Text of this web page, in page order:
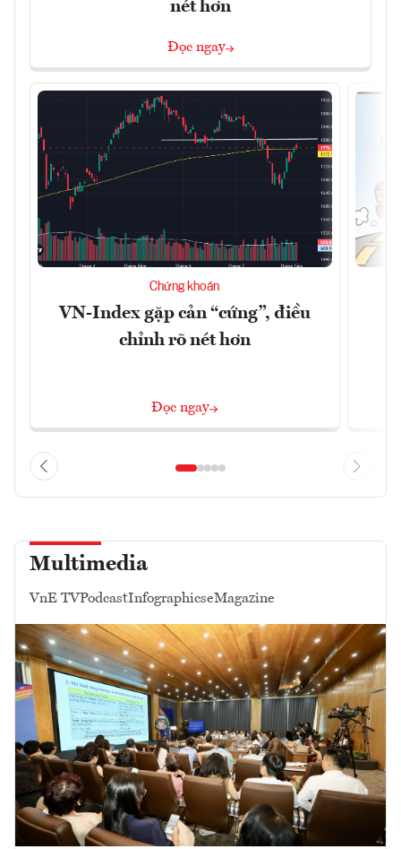
nét hơn
Đọc ngay
Chứng khoán
VN-Index gặp cản “cứng”, điều
chỉnh rõ nét hơn
Đọc ngay
Multimedia
VnE TVPodcastInfographicseMagazine